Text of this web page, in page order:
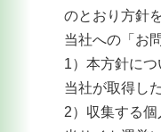
のとおり方針
当社への「お
1）本方針につ
当社が取得し
2）収集する